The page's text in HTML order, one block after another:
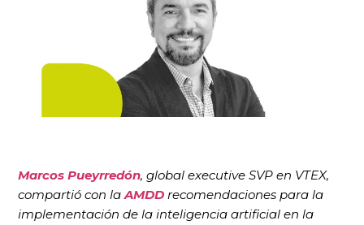
Marcos Pueyrredón, global executive SVP en VTEX,
compartió con laAMDD recomendaciones para la
implementación de la inteligencia artificial en la